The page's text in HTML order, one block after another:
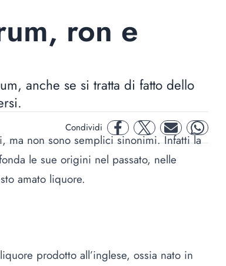
ron e
anche se si tratta di fatto dello
Condividi facebooktwitter mail whatsapp
ma non sono semplici sinonimi. Infatti la
le sue origini nel passato, nelle
amato liquore.
prodotto all’inglese, ossia nato in